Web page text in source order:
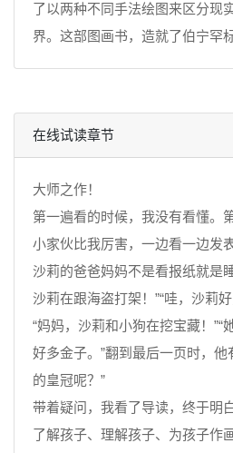
了以两种不同手法绘图来区分现
界。这部图画书，造就了伯宁罕
在线试读章节
大师之作！
第一遍看的时候，我没有看懂。
小家伙比我厉害，一边看一边发
沙莉的爸爸妈妈不是看报纸就是
沙莉在跟海盗打架！”“哇，沙莉
“妈妈，沙莉和小狗在挖宝藏！”“
好多金子。”翻到最后一页时，他
的皇冠呢？”
带着疑问，我看了导读，终于明
了解孩子、理解孩子、为孩子作